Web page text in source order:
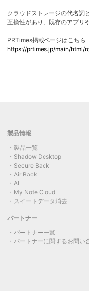
クラウドストレージの代名詞
互換性があり、既存のアプリ
PRTimes掲載ページはこちら
https://prtimes.jp/main/
製品情報
製品一覧
Shadow Desktop
Secure Back
Air Back
AI
My Note Cloud
スイートデータ消去
パートナー
パートナー一覧
パートナーに関するお問い